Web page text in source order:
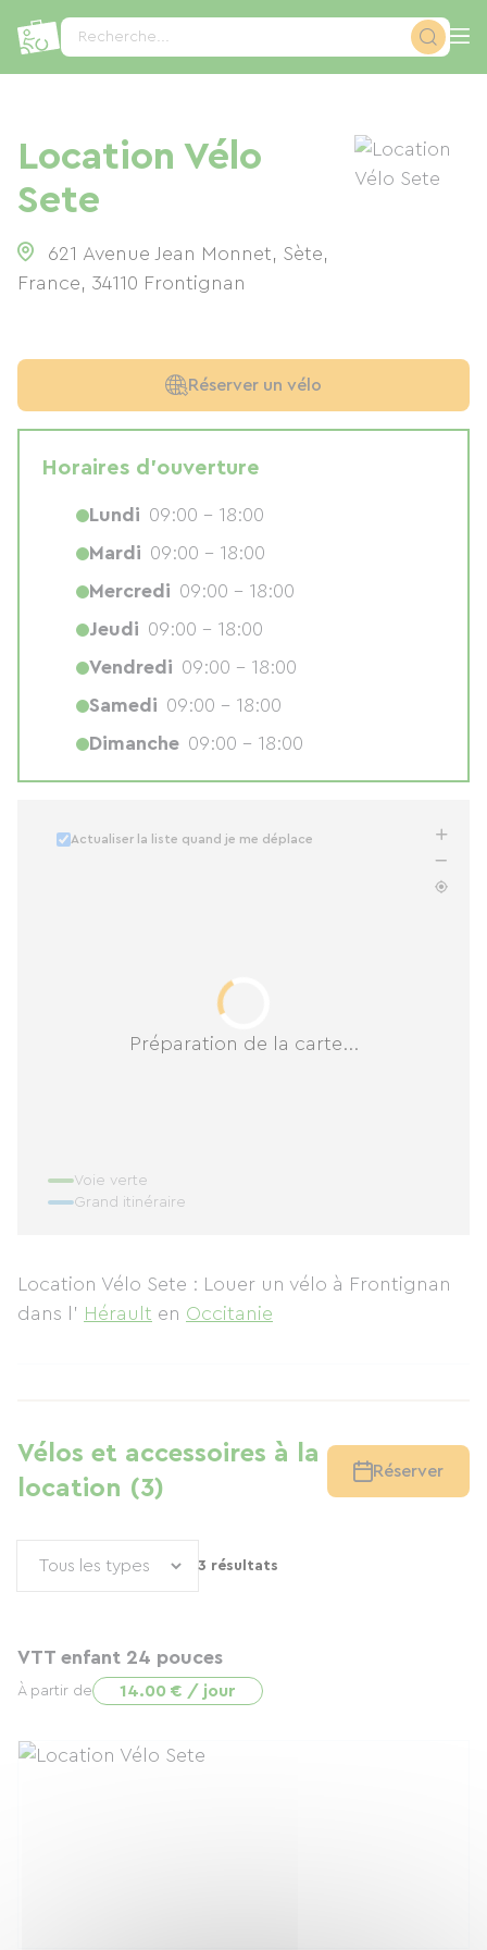
Recherche...
Location Vélo
Sete
621 Avenue Jean Monnet, Sète,
France, 34110 Frontignan
Préparation de la carte...
Actualiser la liste quand je me déplace
Voie verte
Grand itinéraire
Location Vélo Sete : Louer un vélo à Frontignan
dans l' Hérault en Occitanie
Vélos et accessoires à la
location (3)
Réserver
3 résultats
VTT enfant 24 pouces
À partir de 14.00 € / jour
Réserver un vélo
Horaires d'ouverture
Lundi 09:00 - 18:00
Mardi 09:00 - 18:00
Mercredi 09:00 - 18:00
Jeudi 09:00 - 18:00
Vendredi 09:00 - 18:00
Samedi 09:00 - 18:00
Dimanche 09:00 - 18:00
Panneau de gestion des cookies